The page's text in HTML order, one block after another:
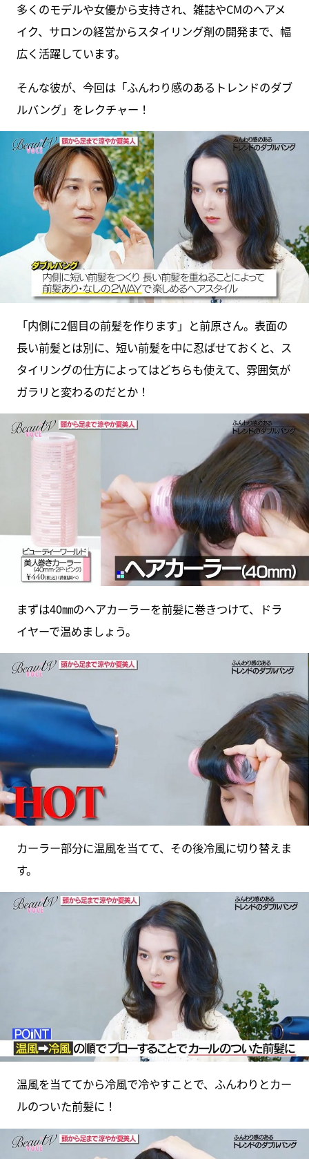
多くのモデルや女優から支持され、雑誌やCMのヘアメ
イク、サロンの経営からスタイリング剤の開発まで、幅
広く活躍しています。
そんな彼が、今回は「ふんわり感のあるトレンドのダブ
ルバング」をレクチャー！
「内側に2個目の前髪を作ります」と前原さん。表面の
長い前髪とは別に、短い前髪を中に忍ばせておくと、ス
タイリングの仕方によってはどちらも使えて、雰囲気が
ガラリと変わるのだとか！
まずは40㎜のヘアカーラーを前髪に巻きつけて、ドラ
イヤーで温めましょう。
カーラー部分に温風を当てて、その後冷風に切り替えま
す。
温風を当ててから冷風で冷やすことで、ふんわりとカー
ルのついた前髪に！